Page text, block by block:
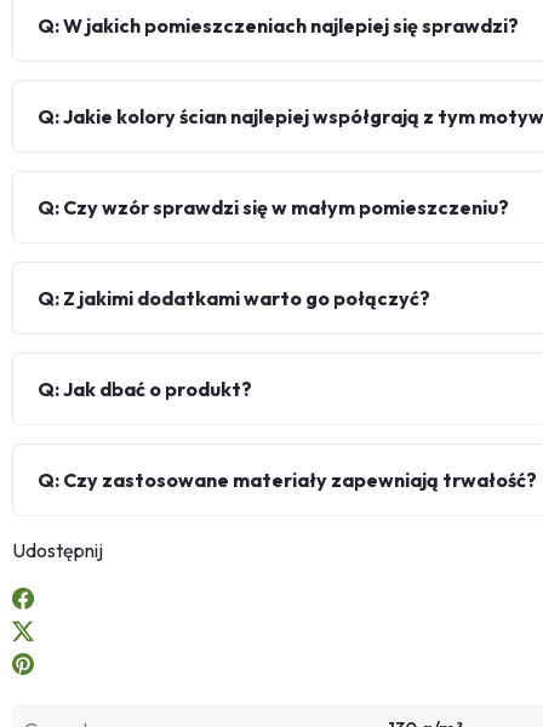
Q: W jakich pomieszczeniach najlepiej się sprawdzi?
Q: Jakie kolory ścian najlepiej współgrają z tym
Q: Czy wzór sprawdzi się w małym pomieszczeniu?
Q: Z jakimi dodatkami warto go połączyć?
Q: Jak dbać o produkt?
Q: Czy zastosowane materiały zapewniają trwałość?
Udostępnij